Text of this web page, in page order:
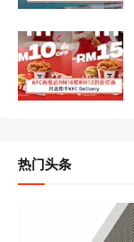
热门头条